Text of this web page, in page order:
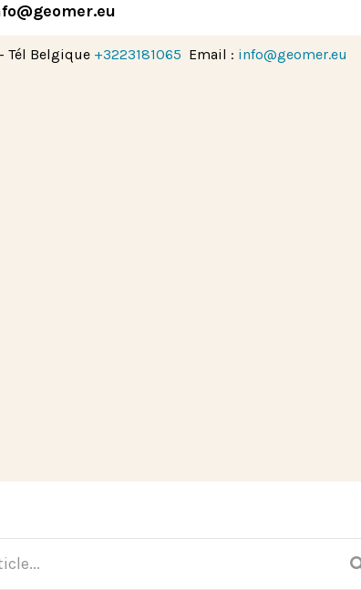
- Tél Belgique +3223181065 Email : info@geomer.eu